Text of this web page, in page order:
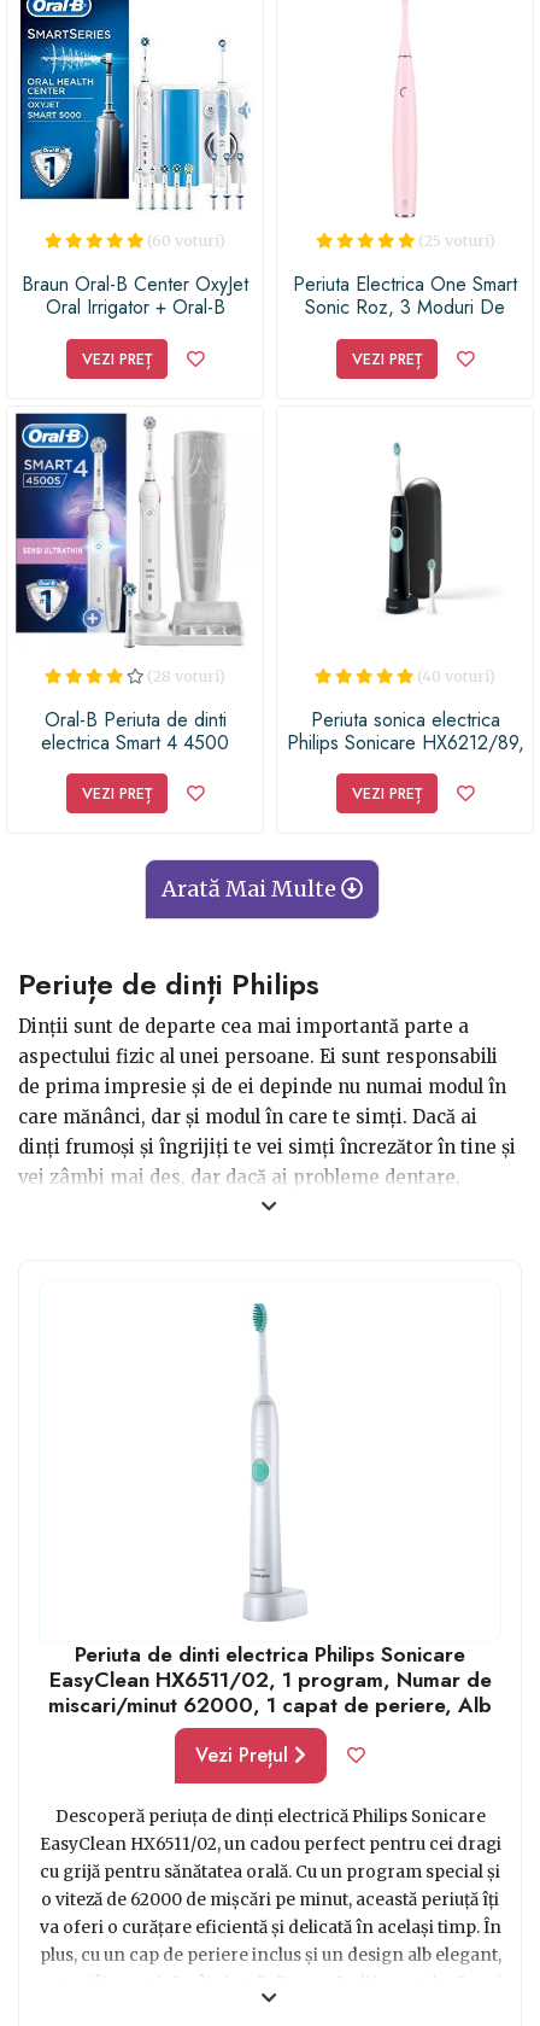
(60 voturi)
Braun Oral-B Center OxyJet
Oral Irrigator + Oral-B
VEZI PREȚ
(25 voturi)
Periuta Electrica One Smart
Sonic Roz, 3 Moduri De
2600mAh, IPX7, Bluetooth
VEZI PREȚ
(28 voturi)
Oral-B Periuta de dinti
electrica Smart 4 4500
VEZI PREȚ
(40 voturi)
Periuta sonica electrica
Philips Sonicare HX6212/89,
capete de periere, 62.000
miscari/minut, SmarTimer, Toc
VEZI PREȚ
Arată Mai Multe
Periuțe de dinți Philips
Dinții sunt de departe cea mai importantă parte a
aspectului fizic al unei persoane. Ei sunt responsabili
de prima impresie și de ei depinde nu numai modul în
care mănânci, dar și modul în care te simți. Dacă ai
dinți frumoși și îngrijiți te vei simți încrezător în tine și
vei zâmbi mai des, dar dacă ai probleme dentare,
uneori îți va fi jenă să zâmbești în fața unor persoane
bune în a spăla, igieniza și curăța dinții în fiecare zi și
Periuta de dinti electrica Philips Sonicare
EasyClean HX6511/02, 1 program, Numar de
miscari/minut 62000, 1 capat de periere, Alb
Vezi Prețul
Descoperă periuța de dinți electrică Philips Sonicare
EasyClean HX6511/02, un cadou perfect pentru cei dragi
cu grijă pentru sănătatea orală. Cu un program special și
o viteză de 62000 de mișcări pe minut, această periuță îți
va oferi o curățare eficientă și delicată în același timp. În
plus, cu un cap de periere inclus și un design alb elegant,
este atât practică, cât și atrăgătoare. Indiferent dacă vrei